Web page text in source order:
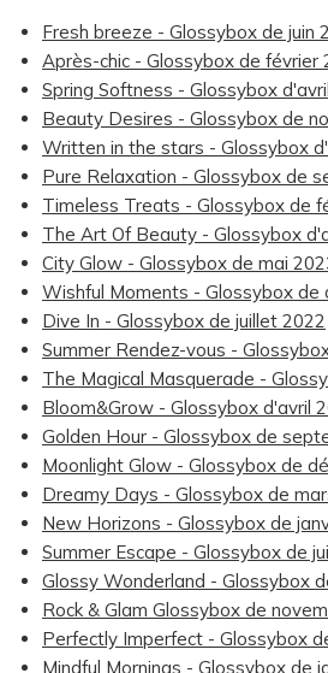
Fresh breeze - Glossybox de juin
Après-chic - Glossybox de février
Spring Softness - Glossybox
Beauty Desires - Glossybox de
Written in the stars - Glossybox
Pure Relaxation - Glossybox de
Timeless Treats - Glossybox de
The Art Of Beauty - Glossybox
City Glow - Glossybox de mai
Wishful Moments - Glossybox de
Dive In - Glossybox de juillet 2022
Summer Rendez-vous -
The Magical Masquerade -
Bloom&Grow - Glossybox d'avril
Golden Hour - Glossybox de
Moonlight Glow - Glossybox de
Dreamy Days - Glossybox de
New Horizons - Glossybox de
Summer Escape - Glossybox de
Glossy Wonderland - Glossybox
Rock & Glam Glossybox de
Perfectly Imperfect - Glossybox
Mindful Mornings - Glossybox de